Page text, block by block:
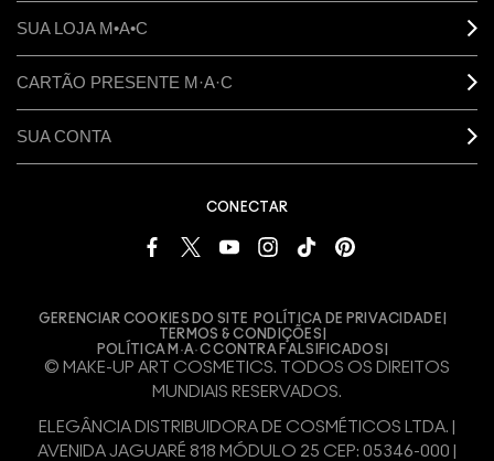
SUA LOJA M•A•C
CARTÃO PRESENTE M·A·C
SUA CONTA
CONECTAR
GERENCIAR COOKIES DO SITE
POLÍTICA DE PRIVACIDADE
TERMOS & CONDIÇÕES
POLÍTICA M·A·C CONTRA FALSIFICADOS
© MAKE-UP ART COSMETICS. TODOS OS DIREITOS
MUNDIAIS RESERVADOS.
ELEGÂNCIA DISTRIBUIDORA DE COSMÉTICOS LTDA. |
AVENIDA JAGUARÉ 818 MÓDULO 25 CEP: 05346-000 |